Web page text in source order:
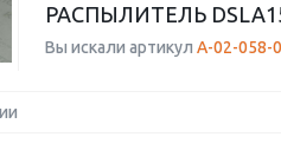
РАСПЫЛИТЕЛЬ
Вы искали артикул А-02-058-